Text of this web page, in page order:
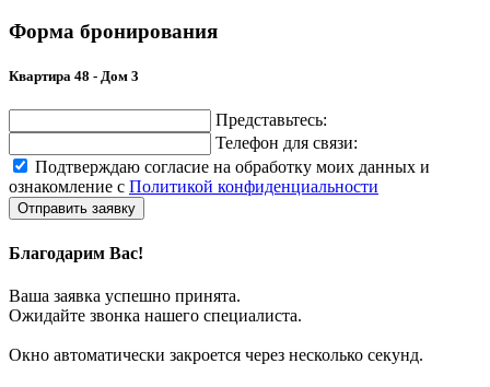
Форма бронирования
Квартира 48 - Дом 3
Представьтесь:
Телефон для связи:
Подтверждаю согласие на обработку моих данных и
ознакомление с Политикой конфиденциальности
Отправить заявку
Благодарим Вас!
Ваша заявка успешно принята.
Ожидайте звонка нашего специалиста.
Окно автоматически закроется через несколько секунд.